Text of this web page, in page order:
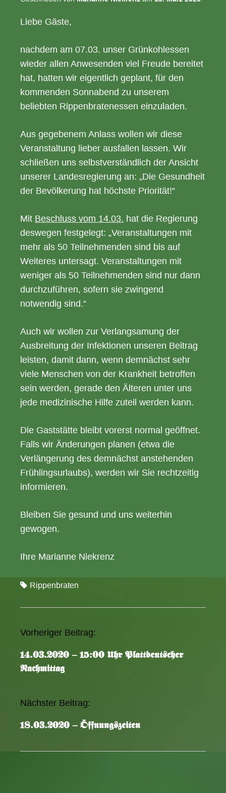
Liebe Gäste,
nachdem am 07.03. unser Grünkohlessen
wieder allen Anwesenden viel Freude bereitet
hat, hatten wir eigentlich geplant, für den
kommenden Sonnabend zu unserem
beliebten Rippenbratenessen einzuladen.
Aus gegebenem Anlass wollen wir diese
Veranstaltung lieber ausfallen lassen. Wir
schließen uns selbstverständlich der Ansicht
unserer Landesregierung an: „Die Gesundheit
der Bevölkerung hat höchste Priorität!“
Mit Beschluss vom 14.03. hat die Regierung
deswegen festgelegt: „Veranstaltungen mit
mehr als 50 Teilnehmenden sind bis auf
Weiteres untersagt. Veranstaltungen mit
weniger als 50 Teilnehmenden sind nur dann
durchzuführen, sofern sie zwingend
notwendig sind.“
Auch wir wollen zur Verlangsamung der
Ausbreitung der Infektionen unseren Beitrag
leisten, damit dann, wenn demnächst sehr
viele Menschen von der Krankheit betroffen
sein werden, gerade den Älteren unter uns
jede medizinische Hilfe zuteil werden kann.
Die Gaststätte bleibt vorerst normal geöffnet.
Falls wir Änderungen planen (etwa die
Verlängerung des demnächst anstehenden
Frühlingsurlaubs), werden wir Sie rechtzeitig
informieren.
Bleiben Sie gesund und uns weiterhin
gewogen.
Ihre Marianne Niekrenz
Rippenbraten
A
t
i
e
-
Vorheriger Beitrag:
14.03.2020 – 15:00 Uhr Plattdeutscher
Nachmittag
Nächster Beitrag:
18.03.2020 – Öffnungszeiten